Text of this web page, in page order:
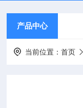
产品中心
当前位置：首页